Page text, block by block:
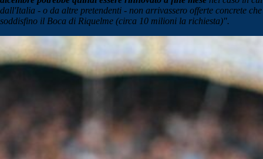
dall'Italia - o da altre pretendenti - non arrivassero offerte concrete che
soddisfino il Boca di Riquelme (circa 10 milioni la richiesta)".